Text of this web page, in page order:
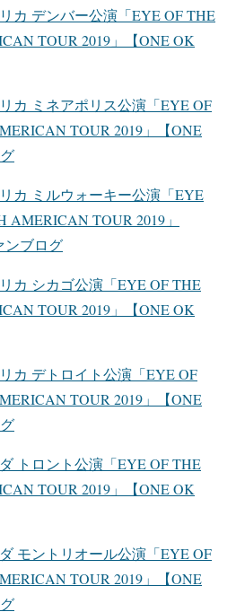
カ デンバー公演「EYE OF THE
TOUR 2019」【ONE OK
カ ミネアポリス公演「EYE OF
TOUR 2019」【ONE
カ ミルウォーキー公演「EYE
AMERICAN TOUR 2019」
ンブログ
カ シカゴ公演「EYE OF THE
TOUR 2019」【ONE OK
カ デトロイト公演「EYE OF
TOUR 2019」【ONE
トロント公演「EYE OF THE
TOUR 2019」【ONE OK
モントリオール公演「EYE OF
TOUR 2019」【ONE